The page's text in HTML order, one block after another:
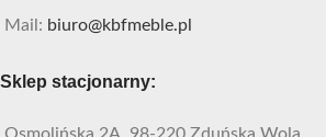
Mail: biuro@kbfmeble.pl
Sklep stacjonarny:
Osmolińska 2A, 98-220 Zduńska Wola